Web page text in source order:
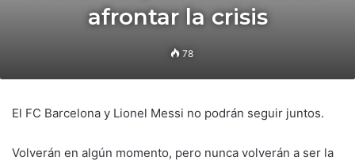
afrontar la crisis
78
El FC Barcelona y Lionel Messi no podrán seguir juntos.
Volverán en algún momento, pero nunca volverán a ser la